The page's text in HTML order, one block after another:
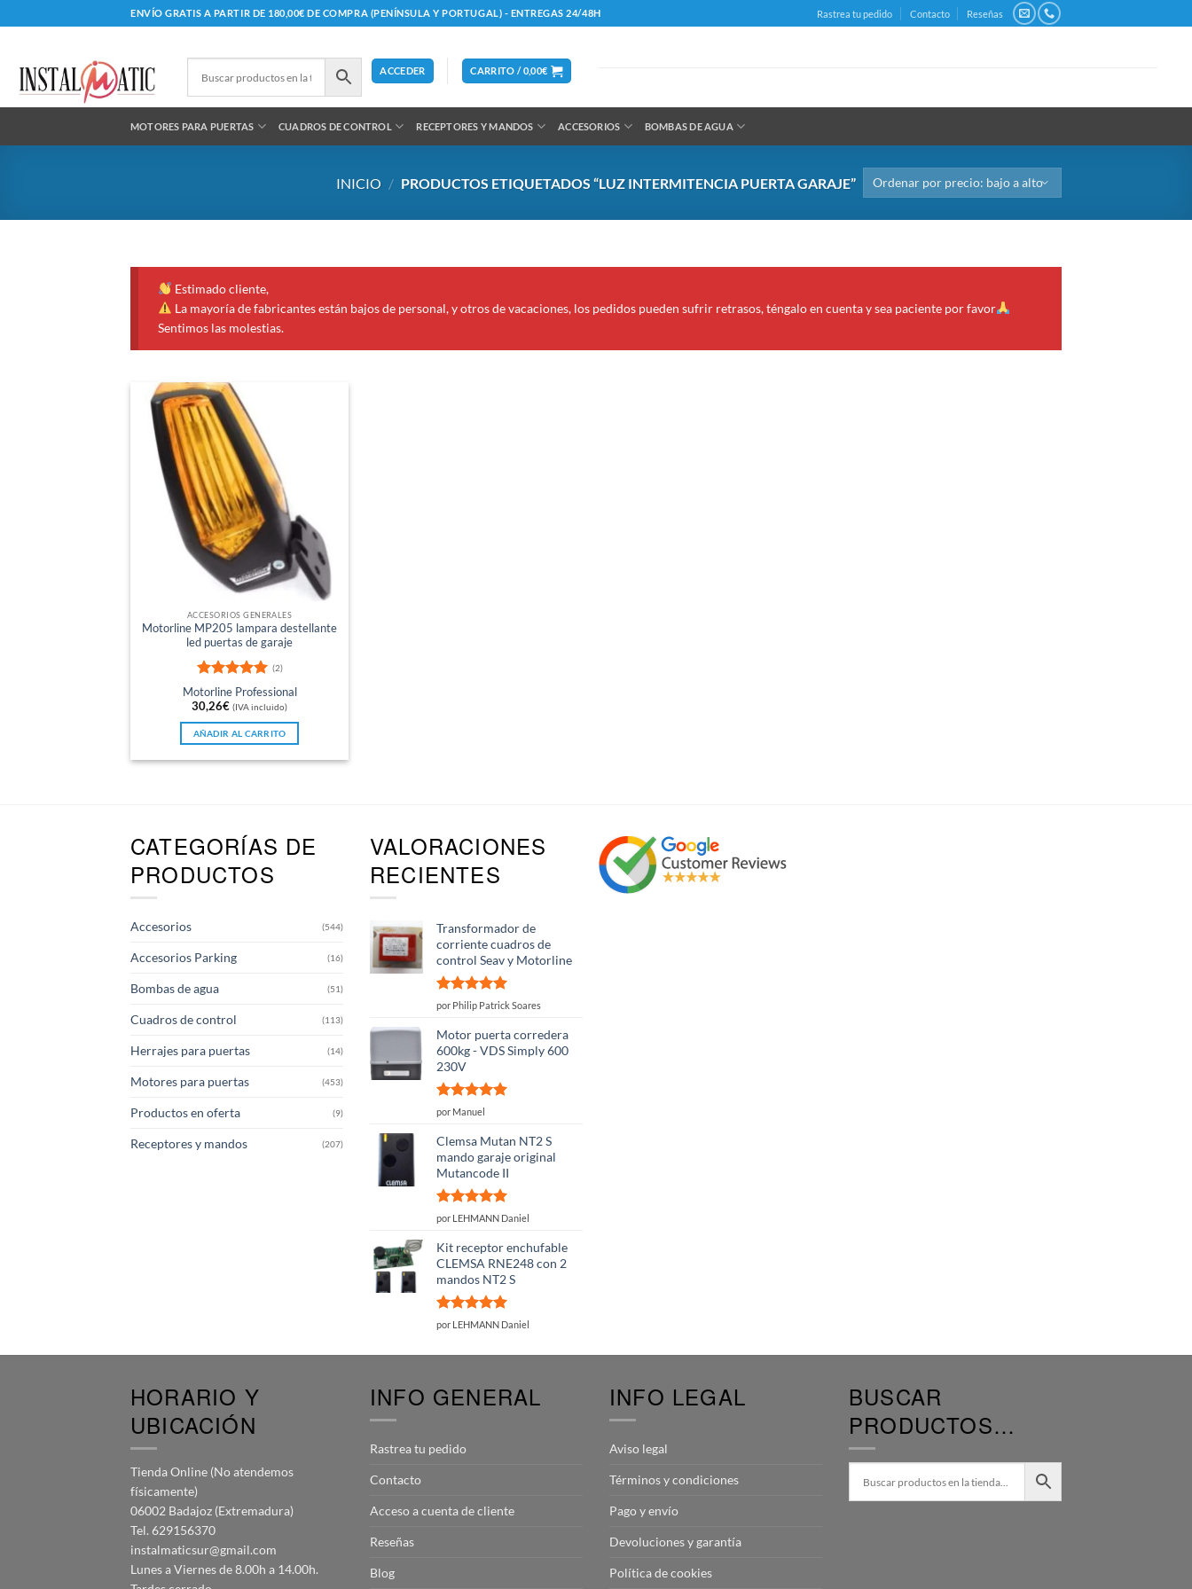
al
ENVÍO GRATIS A PARTIR DE 180,00€ DE COMPRA (PENÍNSULA Y PORTUGAL) - ENTREGAS 24/48H Rastrea tu pedido Contacto Reseñas
ACCEDER CARRITO /0,00€
MOTORES PARA PUERTAS CUADROS DE CONTROL RECEPTORES Y MANDOS ACCESORIOS BOMBAS DE AGUA
INICIO / PRODUCTOS ETIQUETADOS “LUZ INTERMITENCIA PUERTA GARAJE”
Estimado cliente,
La mayoría de fabricantes están bajos de personal, y otros de vacaciones, los pedidos pueden sufrir retrasos, téngalo en cuenta y sea paciente por favor
Sentimos las molestias.
ACCESORIOS GENERALES
Motorline MP205 lampara destellante
led puertas de garaje
Valorado
con5de 5
(2)
Motorline Professional
30,26€ (IVA incluido)
AÑADIR AL CARRITO
CATEGORÍAS DE
PRODUCTOS
Accesorios (544)
Accesorios Parking (16)
Bombas de agua (51)
Cuadros de control (113)
Herrajes para puertas (14)
Motores para puertas (453)
Productos en oferta (9)
Receptores y mandos (207)
VALORACIONES
RECIENTES
Transformador de
corriente cuadros de
control Seav y Motorline
Valorado
por Philip Patrick Soares
Motor puerta corredera
600kg - VDS Simply 600
230V
Valorado
por Manuel
Clemsa Mutan NT2 S
mando garaje original
Mutancode II
Valorado
por LEHMANN Daniel
Kit receptor enchufable
CLEMSA RNE248 con 2
mandos NT2 S
Valorado
por LEHMANN Daniel
HORARIO Y
UBICACIÓN
Tienda Online (No atendemos
físicamente)
06002 Badajoz (Extremadura)
Tel. 629156370
instalmaticsur@gmail.com
Lunes a Viernes de 8.00h a 14.00h.
INFO GENERAL
Rastrea tu pedido
Contacto
Acceso a cuenta de cliente
Reseñas
Blog
INFO LEGAL
Aviso legal
Términos y condiciones
Pago y envío
Devoluciones y garantía
Política de cookies
BUSCAR
PRODUCTOS…